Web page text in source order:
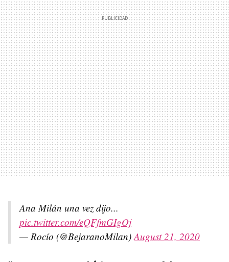
Ana Milán una vez dijo...
pic.twitter.com/eQFfmGIgOj
— Rocío (@BejaranoMilan) August 21, 2020